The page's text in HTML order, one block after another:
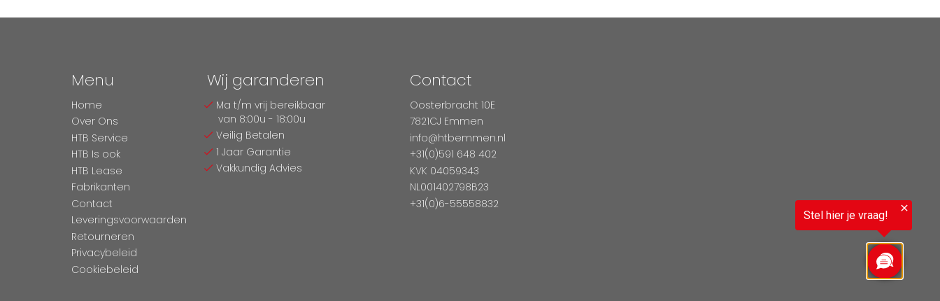
Menu
Home
Over Ons
HTB Service
HTB Is ook
HTB Lease
Fabrikanten
Contact
Leveringsvoorwaarden
Retourneren
Privacybeleid
Cookiebeleid
Wij garanderen
Ma t/m vrij bereikbaar
van 8:00u - 18:00u
Veilig Betalen
1 Jaar Garantie
Vakkundig Advies
Contact
Oosterbracht 10E
7821CJ Emmen
info@htbemmen.nl
+31(0)591 648 402
KVK 04059343
NL001402798B23
+31(0)6-55558832